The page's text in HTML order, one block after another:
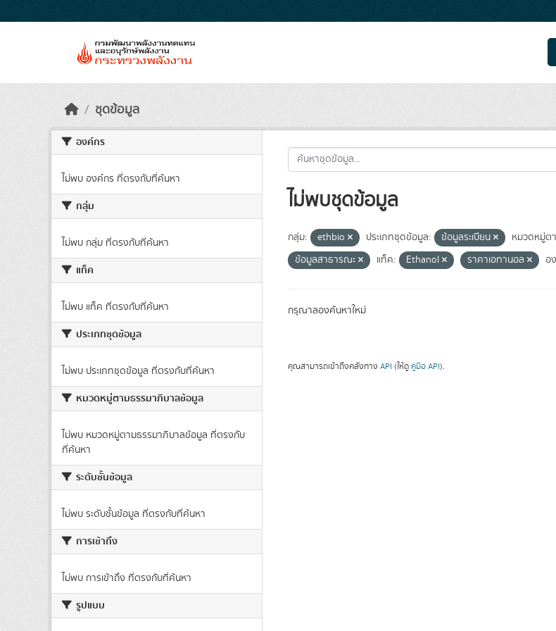
ชุดข้อมูล
องค์กร
ไม่พบ องค์กร ที่ตรงกับที่ค้นหา
กลุ่ม
ไม่พบ กลุ่ม ที่ตรงกับที่ค้นหา
แท็ค
ไม่พบ แท็ค ที่ตรงกับที่ค้นหา
ประเภทชุดข้อมูล
ไม่พบ ประเภทชุดข้อมูล ที่ตรงกับที่ค้นหา
หมวดหมู่ตามธรรมาภิบาลข้อมูล
ไม่พบ หมวดหมู่ตามธรรมาภิบาลข้อมูล ที่ตรงกับ
ที่ค้นหา
ระดับชั้นข้อมูล
ไม่พบ ระดับชั้นข้อมูล ที่ตรงกับที่ค้นหา
การเข้าถึง
ไม่พบ การเข้าถึง ที่ตรงกับที่ค้นหา
รูปแบบ
ไม่พบชุดข้อมูล
กลุ่ม: ethbio ประเภทชุดข้อมูล: ข้อมูลระเบียน
หมวดหมู่ต
ข้อมูลสาธารณะ
แท็ค: Ethanol ราคาเอทานอล อ
กรุณาลองค้นหาใหม่
คุณสามารถเข้าถึงคลังทาง API (ให้ดู คู่มือ API).